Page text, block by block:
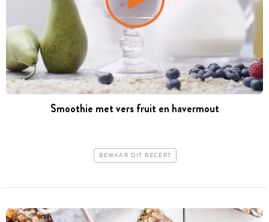
Smoothie met vers fruit en havermout
BEWAAR DIT RECEPT